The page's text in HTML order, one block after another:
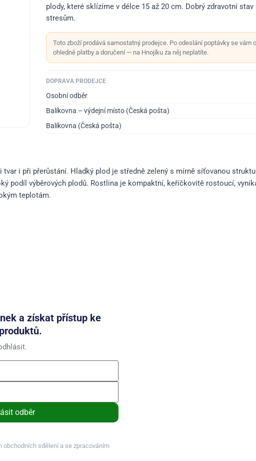
plody, které sklízíme v délce 15 až 20 cm. Dobrý zdravotní
stresům.
Toto zboží prodává samostatný prodejce. Po odeslání poptávky se vám
ohledně platby a doručení — na Hnojíku za něj neplatíte.
DOPRAVA PRODEJCE
Osobní odběr
Balíkovna – výdejní místo (Česká pošta)
Balíkovna (Česká pošta)
i při přerůstání. Hladký plod je středně zelený s mírně síťovanou
podíl výběrových plodů. Rostlina je kompaktní, keříčkovitě rostoucí,
teplotám.
a získat přístup ke
odběr
sdělení a se zpracováním